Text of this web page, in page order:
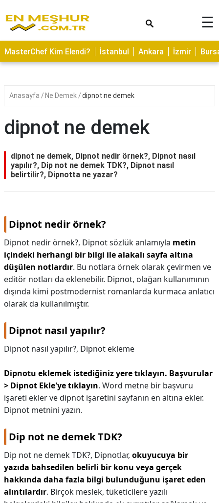
ASTROLOJİ
SAĞLIK
YERLER
CİLT
NEDİR
İLETİŞİM
☰
MasterChef Kim Elendi? İstanbul Ankara İzmir
Anasayfa Ne Demek dipnot ne demek
dipnot ne demek
dipnot ne demek, Dipnot nedir örnek?, Dipnot nasıl
yapılır?, Dip not ne demek TDK?, Dipnot nasıl
belirtilir?, Dipnotta ne yazar?
Dipnot nedir örnek?
Dipnot nedir örnek?, Dipnot sözlük anlamıyla metin
içindeki herhangi bir bilgi ile alakalı sayfa altına
düşülen notlardır. Bu notlara örnek olarak çevirmen ve
editör notları da eklenebilir. Dipnot, olağan kullanımının
dışında kimi postmodernist romanlarda kurmaca anlatıcı
olarak da kullanılmıştır.
Dipnot nasıl yapılır?
Dipnot nasıl yapılır?, Dipnot ekleme
Dipnotu eklemek istediğiniz yere tıklayın. Başvurular
> Dipnot Ekle'ye tıklayın. Word metne bir başvuru
işareti ekler ve dipnot işaretini sayfanın en altına ekler.
Dipnot metnini yazın.
Dip not ne demek TDK?
Dip not ne demek TDK?, Dipnotlar, okuyucuya bir
yazıda bahsedilen belirli bir konu veya gerçek
hakkında daha fazla bilgi bulunduğunu işaret eden
alıntılardır. Birçok meslek, tüketicilere yazılı